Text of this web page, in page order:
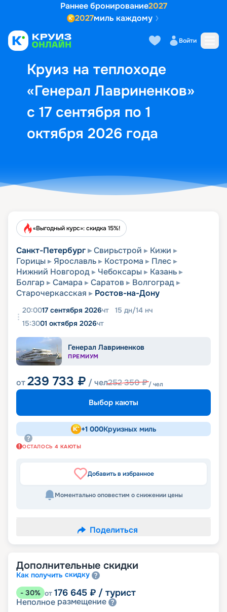
Раннее бронирование2027
2027миль каждому
Войти
Круиз на теплоходе
«Генерал Лавриненков»
с 17 сентября по 1
октября 2026 года
Выбор кают Маршрут и
«Выгодный курс»: скидка 15%!
Санкт-Петербург Свирьстрой
Кижи
Горицы
Ярославль Кострома
Плес
Нижний Новгород
Чебоксары
Казань
Болгар
Самара Саратов
Волгоград
Старочеркасская
Ростов-на-Дону
20:0017 сентября 2026чт 15 дн/14 нч
15:3001 октября 2026чт
Генерал Лавриненков
ПРЕМИУМ
от239 733 ₽ / чел252 350₽/ чел
Выбор каюты
+1 000Круизных миль
ОСТАЛОСЬ 4 КАЮТЫ
Добавить в избранное
Моментально оповестим о снижении цены
Поделиться
Дополнительные скидки
Как получить скидку
- 30% от 176 645 ₽ / турист
Неполное размещение